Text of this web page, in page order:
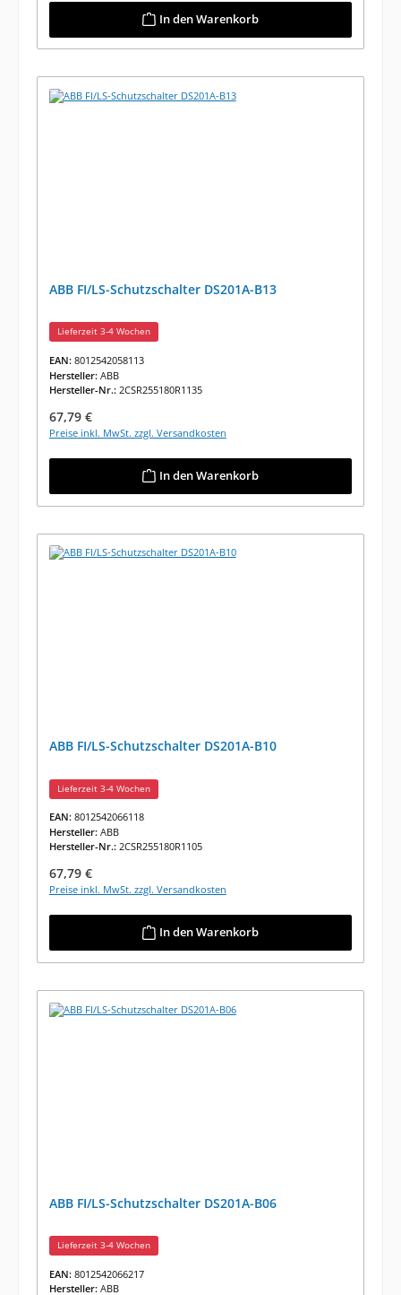
In den Warenkorb
ABB FI/LS-Schutzschalter DS201A-B13
Lieferzeit 3-4 Wochen
EAN: 8012542058113
Hersteller: ABB
Hersteller-Nr.: 2CSR255180R1135
Regulärer Preis:
67,79 €
Preise inkl. MwSt. zzgl. Versandkosten
In den Warenkorb
ABB FI/LS-Schutzschalter DS201A-B10
Lieferzeit 3-4 Wochen
EAN: 8012542066118
Hersteller: ABB
Hersteller-Nr.: 2CSR255180R1105
Regulärer Preis:
67,79 €
Preise inkl. MwSt. zzgl. Versandkosten
In den Warenkorb
ABB FI/LS-Schutzschalter DS201A-B06
Lieferzeit 3-4 Wochen
EAN: 8012542066217
Hersteller: ABB